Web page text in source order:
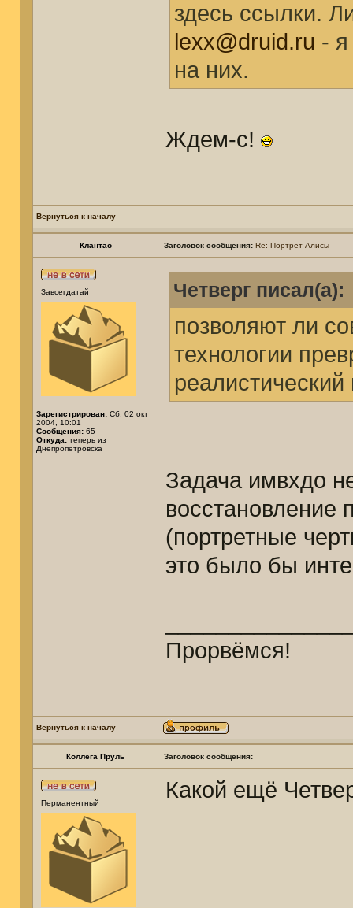
здесь ссылки.
lexx@druid.ru -
на них.
Ждем-с!
Вернуться к началу
Клантао Заголовок сообщения: Re: Портрет Алисы
Завсегдатай
Зарегистрирован: Сб, 02 окт
2004, 10:01
Сообщения: 65
Откуда: теперь из
Днепропетровска
Четверг писал(а):
позволяют ли
технологии
реалистический
Задача имвхдо
восстановление
(портретные
это было бы
Прорвёмся!
Вернуться к началу
Коллега Пруль Заголовок сообщения:
Перманентный
Какой ещё